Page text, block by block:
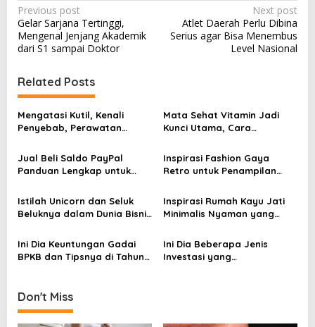
P
o
s
t
n
a
v
i
g
t
o
Previous post
Gelar Sarjana Tertinggi,
Mengenal Jenjang Akademik
dari S1 sampai Doktor
Next post
Atlet Daerah Perlu Dibina
Serius agar Bisa Menembus
Level Nasional
Related Posts
Mengatasi Kutil, Kenali
Penyebab, Perawatan
Dokter
Mata Sehat Vitamin Jadi
Kunci Utama, Cara
Penglihatan Tetap Tajam
Jual Beli Saldo PayPal
Panduan Lengkap untuk
Digital
Inspirasi Fashion Gaya
Retro untuk Penampilan
Istilah Unicorn dan Seluk
Beluknya dalam Dunia Bisnis
Inspirasi Rumah Kayu Jati
Minimalis Nyaman yang
Ini Dia Keuntungan Gadai
BPKB dan Tipsnya di Tahun
Ini Dia Beberapa Jenis
Investasi yang
Don't Miss